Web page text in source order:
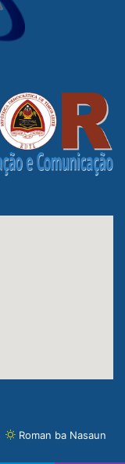
Roman ba Nasaun